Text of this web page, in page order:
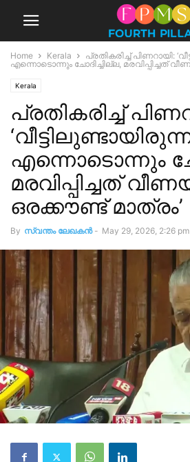
Home Kerala
പ്രതികരിച്ച് പിണറായി:
എന്നൊടൊന്നും ചോദിച്ചില്ല, മരവിപ്പിച്ചത്
Kerala
പ്രതികരിച്ച്
എന്നൊടൊന്നും
മരവിപ്പിച്ചത്
ഒരക്കൗണ്ട് മാത്രം’
By സ്വന്തം ലേഖകന്‍ - May 29, 2026, 2:26 pm